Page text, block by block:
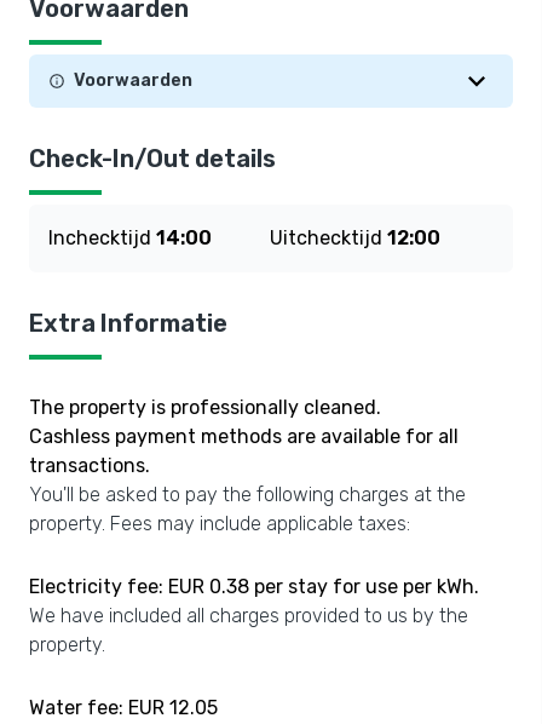
Voorwaarden
Voorwaarden
Check-In/Out details
Inchecktijd 14:00 Uitchecktijd 12:00
Extra Informatie
The property is professionally cleaned.
Cashless payment methods are available for all
transactions.
You'll be asked to pay the following charges at the
property. Fees may include applicable taxes:
Electricity fee: EUR 0.38 per stay for use per kWh.
We have included all charges provided to us by the
property.
Water fee: EUR 12.05